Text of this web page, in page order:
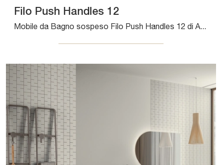
Filo Push Handles 12
Mobile da Bagno sospeso Filo Push Handles 12 di Artesi: clicca e ottieni informazioni su mobili bagno sospesi in laccato opaco e elementi accessori ...